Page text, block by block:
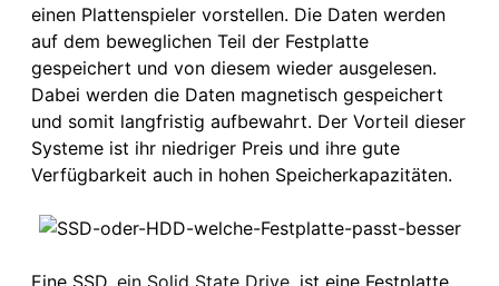
einen Plattenspieler vorstellen. Die Daten werden
auf dem beweglichen Teil der Festplatte
gespeichert und von diesem wieder ausgelesen.
Dabei werden die Daten magnetisch gespeichert
und somit langfristig aufbewahrt. Der Vorteil dieser
Systeme ist ihr niedriger Preis und ihre gute
Verfügbarkeit auch in hohen Speicherkapazitäten.
Eine SSD, ein Solid State Drive, ist eine Festplatte